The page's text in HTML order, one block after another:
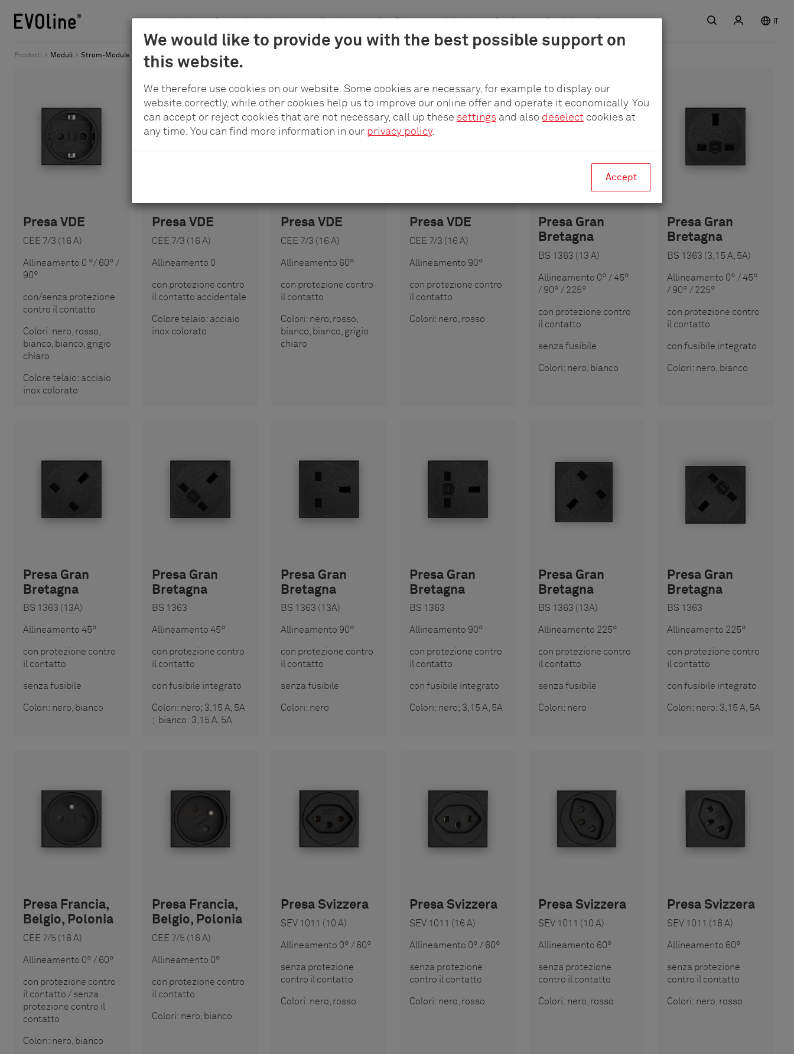
We would like to provide you with the best possible support on
this website.
We therefore use cookies on our website. Some cookies are necessary, for example to display our
website correctly, while other cookies help us to improve our online offer and operate it economically. You
can accept or reject cookies that are not necessary, call up these settings and also deselect cookies at
any time. You can find more information in our privacy policy.
Accept
Per-
Novità Campi di applicazione Prodotti pCon.Planner Azienda Carriera Servizio Contatto Ricerca Registro
IT
Prodotti Moduli Strom-Module
Presa VDE
CEE 7/3 (16 A)
Allineamento 0 °/ 60° /
90°
con/senza protezione
contro il contatto
Colori: nero, rosso,
bianco, bianco, grigio
chiaro
Colore telaio: acciaio
inox colorato
Presa VDE
CEE 7/3 (16 A)
Allineamento 0
con protezione contro
il contatto accidentale
Colore telaio: acciaio
inox colorato
Presa VDE
CEE 7/3 (16 A)
Allineamento 60°
con protezione contro
il contatto
Colori: nero, rosso,
bianco, bianco, grigio
chiaro
Presa VDE
CEE 7/3 (16 A)
Allineamento 90°
con protezione contro
il contatto
Colori: nero, rosso
Presa Gran
Bretagna
BS 1363 (13 A)
Allineamento 0° / 45°
/ 90° / 225°
con protezione contro
il contatto
senza fusibile
Colori: nero, bianco
Presa Gran
Bretagna
BS 1363 (3,15 A, 5A)
Allineamento 0° / 45°
/ 90° / 225°
con protezione contro
il contatto
con fusibile integrato
Colori: nero, bianco
Presa Gran
Bretagna
BS 1363 (13A)
Allineamento 45°
con protezione contro
il contatto
senza fusibile
Colori: nero, bianco
Presa Gran
Bretagna
BS 1363
Allineamento 45°
con protezione contro
il contatto
con fusibile integrato
Colori: nero; 3,15 A, 5A
; bianco: 3,15 A, 5A
Presa Gran
Bretagna
BS 1363 (13A)
Allineamento 90°
con protezione contro
il contatto
senza fusibile
Colori: nero
Presa Gran
Bretagna
BS 1363
Allineamento 90°
con protezione contro
il contatto
con fusibile integrato
Colori: nero; 3,15 A, 5A
Presa Gran
Bretagna
BS 1363 (13A)
Allineamento 225°
con protezione contro
il contatto
senza fusibile
Colori: nero
Presa Gran
Bretagna
BS 1363
Allineamento 225°
con protezione contro
il contatto
con fusibile integrato
Colori: nero; 3,15 A, 5A
Presa Francia,
Belgio, Polonia
CEE 7/5 (16 A)
Allineamento 0° / 60°
con protezione contro
il contatto / senza
protezione contro il
contatto
Colori: nero, bianco
Presa Francia,
Belgio, Polonia
CEE 7/5 (16 A)
Allineamento 0°
con protezione contro
il contatto
Colori: nero, bianco
Presa Svizzera
SEV 1011 (10 A)
Allineamento 0° / 60°
senza protezione
contro il contatto
Colori: nero, rosso
Presa Svizzera
SEV 1011 (16 A)
Allineamento 0° / 60°
senza protezione
contro il contatto
Colori: nero, rosso
Presa Svizzera
SEV 1011 (10 A)
Allineamento 60°
senza protezione
contro il contatto
Colori: nero, rosso
Presa Svizzera
SEV 1011 (16 A)
Allineamento 60°
senza protezione
contro il contatto
Colori: nero, rosso